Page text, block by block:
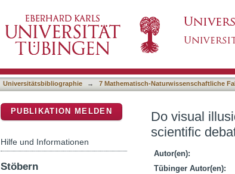
Universitätsbibliographie → 7 Mathematisch-Naturwissenschaftliche
Do visual
scientific
Autor(en):
Tübinger Autor(en):
PUBLIKATION MELDEN
Hilfe und Informationen
Stöbern